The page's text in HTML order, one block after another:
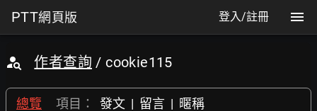
PTT網頁版 登入/註冊
作者查詢 / cookie115
總覽 項目： 發文 | 留言 | 暱稱